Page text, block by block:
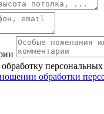
обработку
обработки